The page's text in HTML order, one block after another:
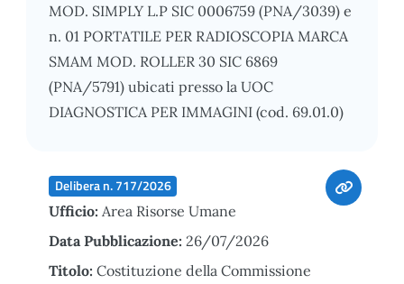
MOD. SIMPLY L.P SIC 0006759 (PNA/3039) e
n. 01 PORTATILE PER RADIOSCOPIA MARCA
SMAM MOD. ROLLER 30 SIC 6869
(PNA/5791) ubicati presso la UOC
DIAGNOSTICA PER IMMAGINI (cod. 69.01.0)
Delibera n. 717/2026
Ufficio: Area Risorse Umane
Data Pubblicazione: 26/07/2026
Titolo: Costituzione della Commissione